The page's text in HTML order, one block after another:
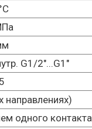
G1/2"...G1"
направлениях)
одного контакта